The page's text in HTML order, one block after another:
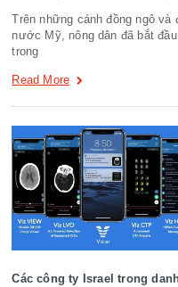
Trên những cánh đồng ngô
nước Mỹ, nông dân đã bắt
trong
Read More
Các công ty Israel trong